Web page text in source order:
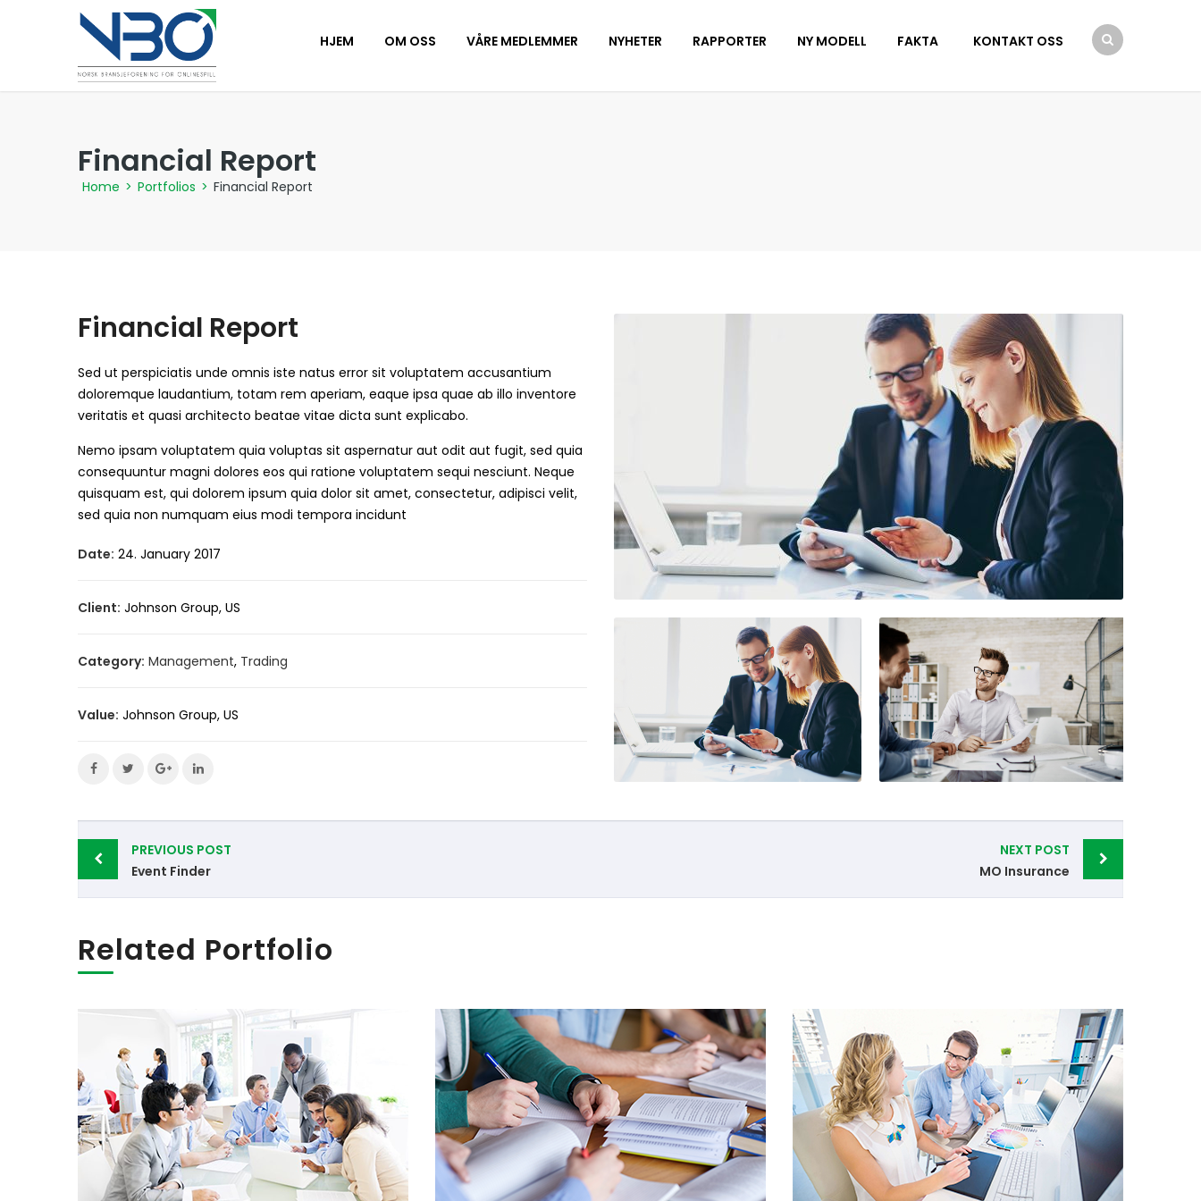
HJEM OM OSS VÅRE MEDLEMMER NYHETER RAPPORTER NY MODELL FAKTA KONTAKT OSS
Financial Report
Home > Portfolios > Financial Report
Financial Report
Sed ut perspiciatis unde omnis iste natus error sit voluptatem accusantium
doloremque laudantium, totam rem aperiam, eaque ipsa quae ab illo inventore
veritatis et quasi architecto beatae vitae dicta sunt explicabo.
Nemo ipsam voluptatem quia voluptas sit aspernatur aut odit aut fugit, sed quia
consequuntur magni dolores eos qui ratione voluptatem sequi nesciunt. Neque
quisquam est, qui dolorem ipsum quia dolor sit amet, consectetur, adipisci velit,
sed quia non numquam eius modi tempora incidunt
Date: 24. January 2017
Client: Johnson Group, US
Category: Management, Trading
Value: Johnson Group, US
Post
navigation
PREVIOUS POST
Event Finder
NEXT POST
MO Insurance
Related Portfolio